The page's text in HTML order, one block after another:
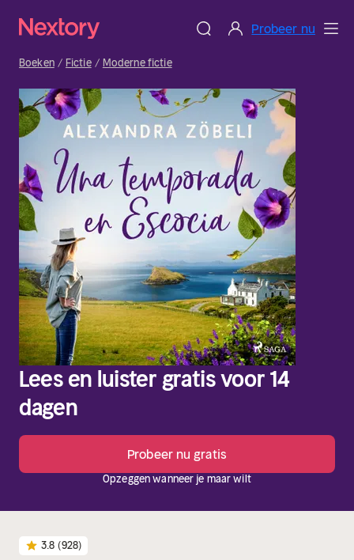
Probeer nu
Boeken Fictie Moderne fictie
Lees en luister gratis voor 14
dagen
Probeer nu gratis
Opzeggen wanneer je maar wilt
3.8 (928)